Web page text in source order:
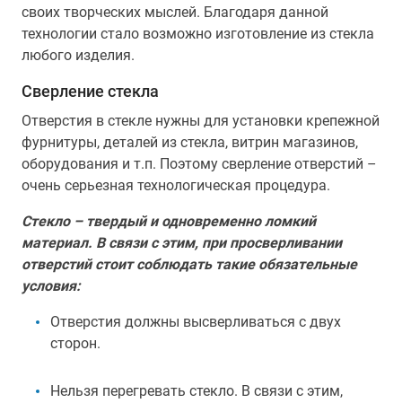
своих творческих мыслей. Благодаря данной
технологии стало возможно изготовление из стекла
любого изделия.
Сверление стекла
Отверстия в стекле нужны для установки крепежной
фурнитуры, деталей из стекла, витрин магазинов,
оборудования и т.п. Поэтому сверление отверстий –
очень серьезная технологическая процедура.
Стекло – твердый и одновременно ломкий
материал. В связи с этим, при просверливании
отверстий стоит соблюдать такие обязательные
условия:
Отверстия должны высверливаться с двух
сторон.
Нельзя перегревать стекло. В связи с этим,